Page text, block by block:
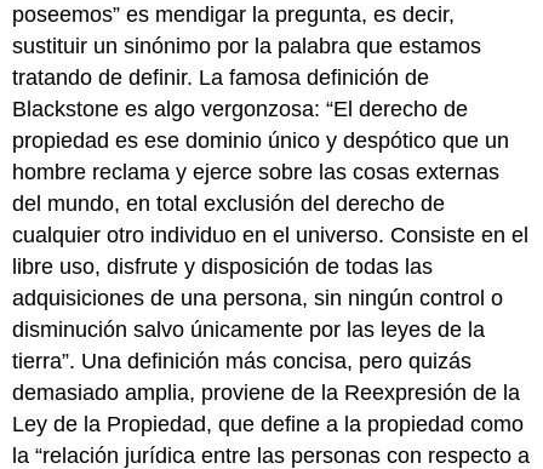
Inmuebles
y
Bienes
Llave
para
llevar
Ejercicios
poseemos” es mendigar la pregunta, es decir,
sustituir un sinónimo por la palabra que estamos
tratando de definir. La famosa definición de
Blackstone es algo vergonzosa: “El derecho de
propiedad es ese dominio único y despótico que un
hombre reclama y ejerce sobre las cosas externas
del mundo, en total exclusión del derecho de
cualquier otro individuo en el universo. Consiste en el
libre uso, disfrute y disposición de todas las
adquisiciones de una persona, sin ningún control o
disminución salvo únicamente por las leyes de la
tierra”. Una definición más concisa, pero quizás
demasiado amplia, proviene de la Reexpresión de la
Ley de la Propiedad, que define a la propiedad como
la “relación jurídica entre las personas con respecto a